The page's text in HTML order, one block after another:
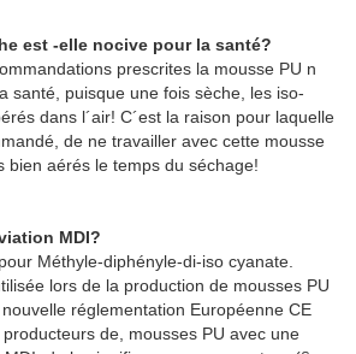
est -elle nocive pour la santé?
prescrites la mousse PU n
santé, puisque une fois sèche, les iso-
dans l´air! C´est la raison pour laquelle
de ne travailler avec cette mousse
bien aérés le temps du séchage!
MDI?
Méthyle-diphényle-di-iso cyanate.
lors de la production de mousses PU
réglementation Européenne CE
de, mousses PU avec une